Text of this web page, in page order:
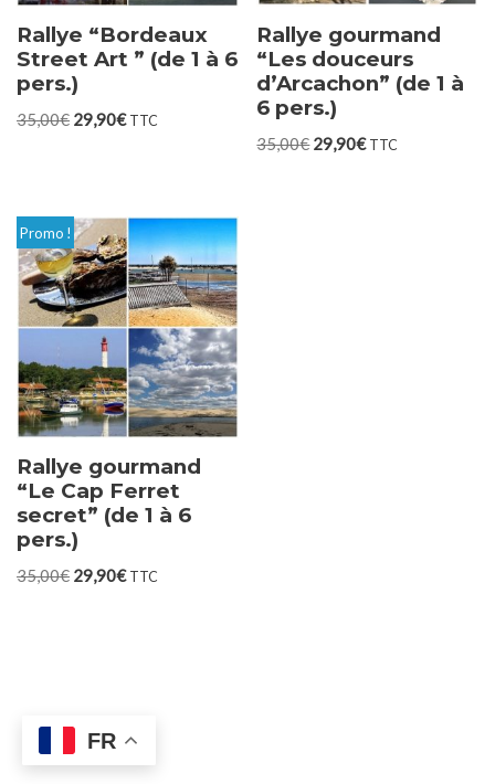
Rallye “Bordeaux
Street Art ” (de 1 à 6
pers.)
35,00€ 29,90€ TTC
Rallye gourmand
“Les douceurs
d’Arcachon” (de 1 à
6 pers.)
35,00€ 29,90€ TTC
Promo !
Rallye gourmand
“Le Cap Ferret
secret” (de 1 à 6
pers.)
35,00€ 29,90€ TTC
FR